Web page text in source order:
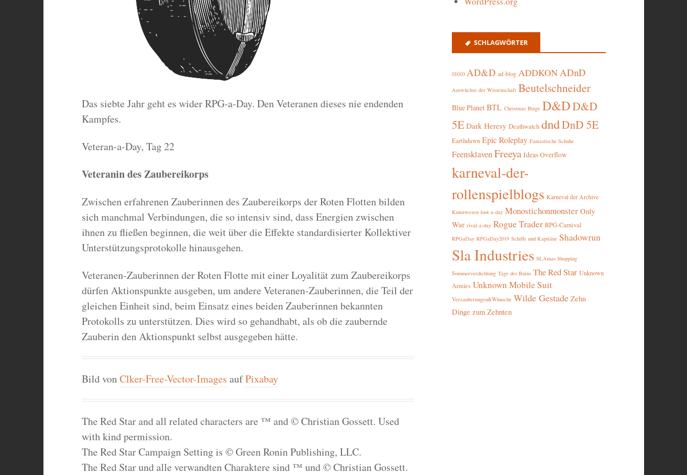
Das siebte Jahr geht es wider RPG-a-Day. Den Veteranen dieses nie endenden
Kampfes.
Veteran-a-Day, Tag 22
Veteranin des Zaubereikorps
Zwischen erfahrenen Zauberinnen des Zaubereikorps der Roten Flotten bilden
sich manchmal Verbindungen, die so intensiv sind, dass Energien zwischen
ihnen zu fließen beginnen, die weit über die Effekte standardisierter Kollektiver
Unterstützungsprotokolle hinausgehen.
Veteranen-Zauberinnen der Roten Flotte mit einer Loyalität zum Zaubereikorps
dürfen Aktionspunkte ausgeben, um andere Veteranen-Zauberinnen, die Teil der
gleichen Einheit sind, beim Einsatz eines beiden Zauberinnen bekannten
Protokolls zu unterstützen. Dies wird so gehandhabt, als ob die zaubernde
Zauberin den Aktionspunkt selbst ausgegeben hätte.
Bild vonClker-Free-Vector-Images aufPixabay
The Red Star and all related characters are ™ and © Christian Gossett. Used
with kind permission.
The Red Star Campaign Setting is © Green Ronin Publishing, LLC.
The Red Star und alle verwandten Charaktere sind ™ und © Christian Gossett.
SCHLAGWÖRTER
01010 AD&D ad-blog ADDKONADnD
Auswüchse der Wissenschaft Beutelschneider
Blue Planet BTL Christmas Binge D&DD&D
5E Dark Heresy Deathwatch dndDnD 5E
Earthdawn Epic Roleplay Fantastische Schuhe
Feensklaven Freeya Ideas Overflow
karneval-der-
rollenspielblogs Karneval der Archive
Kunstwesen loot-a-day Monostichonmonster Only
War rival-a-day Rogue Trader RPG-Carnival
RPGaDay RPGaDay2019 Schiffe und Kapitäne Shadowrun
Sla Industries SLAmas Shopping
Sommerverdichtung Tage des Ruins The Red Star Unknown
Armies Unknown Mobile Suit
Verzauberungen&Wünsche Wilde Gestade Zehn
Dinge zum Zehnten